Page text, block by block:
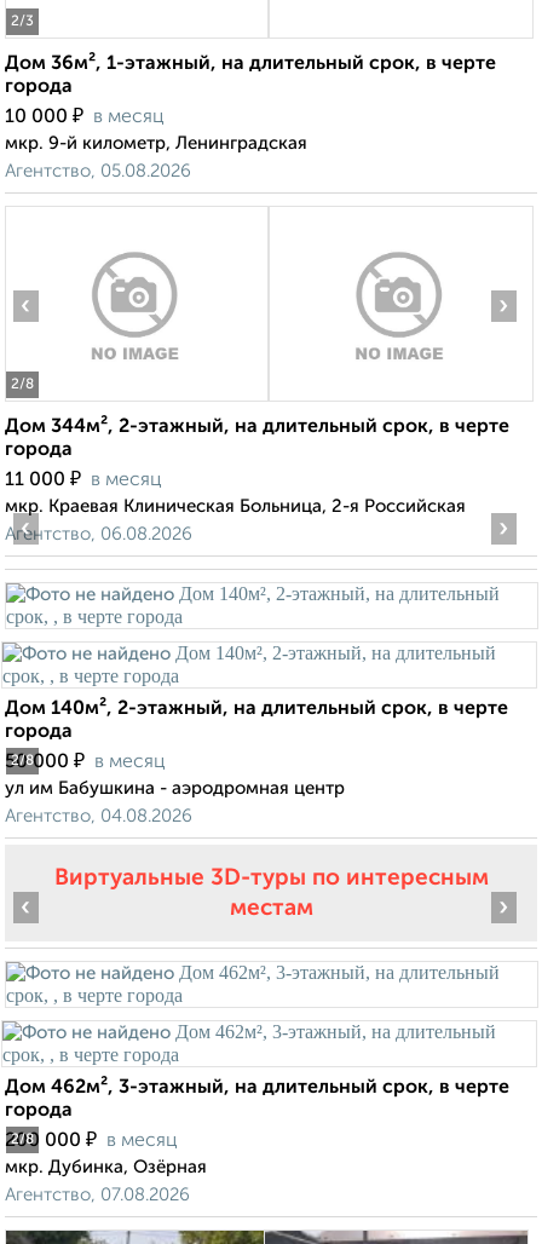
2/3
Дом 36м², 1-этажный, на длительный срок, в черте
города
10 000 ₽ в месяц
мкр. 9-й километр, Ленинградская
Агентство, 05.08.2026
2/8
‹ ›
Дом 344м², 2-этажный, на длительный срок, в черте
города
11 000 ₽ в месяц
мкр. Краевая Клиническая Больница, 2-я Российская
Агентство, 06.08.2026
2/8
‹ ›
Дом 140м², 2-этажный, на длительный срок, в черте
города
50 000 ₽ в месяц
ул им Бабушкина - аэродромная центр
Агентство, 04.08.2026
Виртуальные 3D-туры по интересным
местам
2/8
‹ ›
Дом 462м², 3-этажный, на длительный срок, в черте
города
200 000 ₽ в месяц
мкр. Дубинка, Озёрная
Агентство, 07.08.2026